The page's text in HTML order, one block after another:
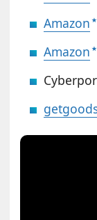
Amazon
Amazon